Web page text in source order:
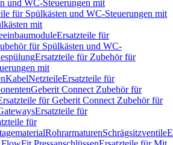
und WC-Steuerungen mit
für Spülkästen und WC-Steuerungen mit
mit
Ersatzteile für
für Spülkästen und WC-
Ersatzteile für Zubehör für
mit
KabelNetzteileErsatzteile für
Geberit Connect Zubehör für
für Geberit Connect Zubehör für
Ersatzteile für
für
RohrarmaturenSchrägsitzventile